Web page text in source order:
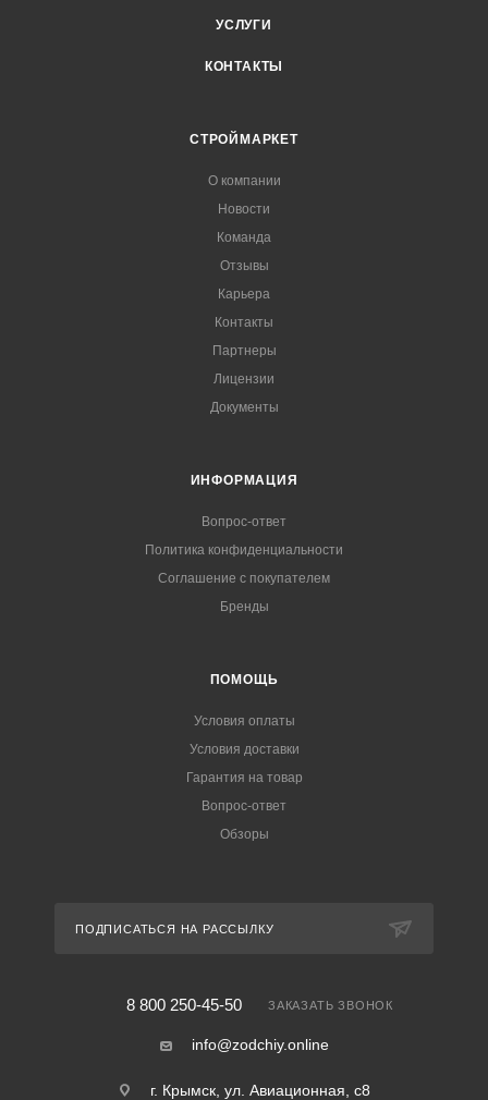
УСЛУГИ
КОНТАКТЫ
СТРОЙМАРКЕТ
О компании
Новости
Команда
Отзывы
Карьера
Контакты
Партнеры
Лицензии
Документы
ИНФОРМАЦИЯ
Вопрос-ответ
Политика конфиденциальности
Соглашение с покупателем
Бренды
ПОМОЩЬ
Условия оплаты
Условия доставки
Гарантия на товар
Вопрос-ответ
Обзоры
ПОДПИСАТЬСЯ НА РАССЫЛКУ
8 800 250-45-50 ЗАКАЗАТЬ ЗВОНОК
info@zodchiy.online
г. Крымск, ул. Авиационная, с8